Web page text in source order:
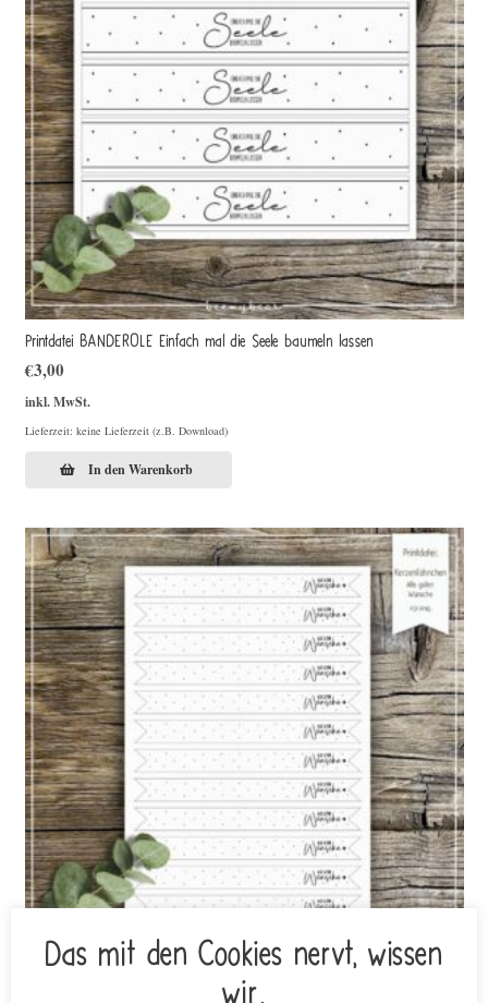
Printdatei BANDEROLE Einfach mal die Seele baumeln lassen
€3,00
inkl. MwSt.
Lieferzeit: keine Lieferzeit (z.B. Download)
In den Warenkorb
Printdatei DRUCKVORLAGE Kerzenfähnchen Alle guten Wünsche
Das mit den Cookies nervt, wissen
wir.